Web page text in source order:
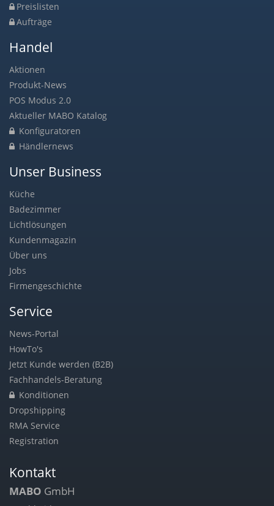
Preislisten
Aufträge
Handel
Aktionen
Produkt-News
POS Modus 2.0
Aktueller MABO Katalog
Konfiguratoren
Händlernews
Unser Business
Küche
Badezimmer
Lichtlösungen
Kundenmagazin
Über uns
Jobs
Firmengeschichte
Service
News-Portal
HowTo's
Jetzt Kunde werden (B2B)
Fachhandels-Beratung
Konditionen
Dropshipping
RMA Service
Registration
Kontakt
MABO GmbH